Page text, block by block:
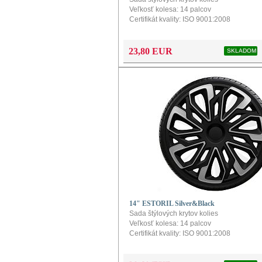
Veľkosť kolesa: 14 palcov
Certifikát kvality: ISO 9001:2008
Povrch: hladký
Konfigurátor a návod na montáž
23,80 EUR SKLADOM
14" ESTORIL Silver&Black
Sada štýlových krytov kolies
Veľkosť kolesa: 14 palcov
Certifikát kvality: ISO 9001:2008